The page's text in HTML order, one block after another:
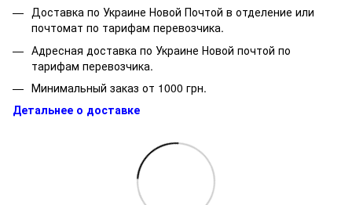
Доставка по Украине Новой Почтой в отделение или
почтомат по тарифам перевозчика.
Адресная доставка по Украине Новой почтой по
тарифам перевозчика.
Минимальный заказ от 1000 грн.
Детальнее о доставке